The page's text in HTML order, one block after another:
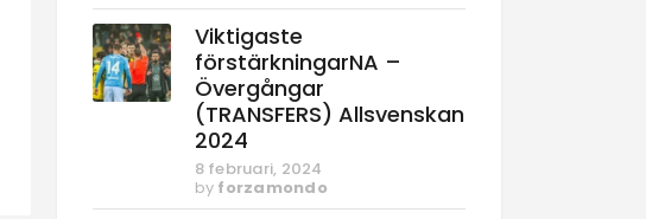
Viktigaste
förstärkningarNA –
Övergångar
(TRANSFERS) Allsvenskan
2024
8 februari, 2024
by forzamondo